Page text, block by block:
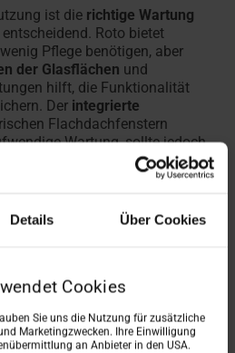
Details Über Cookies
Cookies
Sie uns die Nutzung für zusätzliche
Marketingzwecken. Ihre Einwilligung
an Anbieter in den USA.
ist die richtige Wartung
Roto bietet
Pflege benötigen, aber
der Glasflächen und
hilft, die Funktionalität
Der integrierte
Flachdachfenstern
Wartung, sollte jedoch
Fensterwartung
können sonst
das Fenster bei
und bietet so einen
für Ihr Zuhause
notwendig